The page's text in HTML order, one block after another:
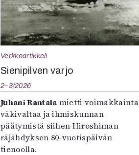
Verkkoartikkeli
Sienipilven varjo
2–3/2026
Juhani Rantala mietti voimakkainta
väkivaltaa ja ihmiskunnan
päätymistä siihen Hiroshiman
räjähdyksen 80-vuotispäivän
tienoolla.